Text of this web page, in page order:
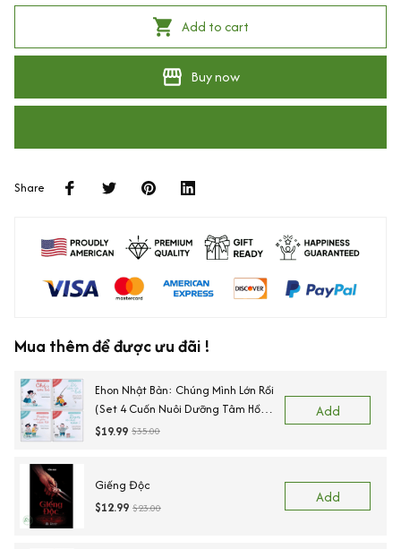
Add to cart
Buy now
Share
Mua thêm để được ưu đãi !
Ehon Nhật Bản: Chúng Mình Lớn Rồi
(Set 4 Cuốn Nuôi Dưỡng Tâm Hồn
Trẻ Từ 3-6 Tuổi / Ehon Cùng Con
$19.99 $35.00
Add
Giếng Độc
$12.99 $23.00
Add